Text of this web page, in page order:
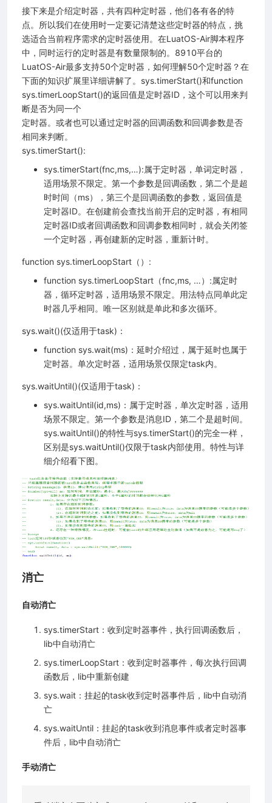
接下来是介绍定时器，共有四种定时器，他们各有各的特
点。所以我们在使用时一定要记清楚这些定时器的特点，挑
选适合当前程序需求的定时器使用。在LuatOS-Air脚本程序
中，同时运行的定时器是有数量限制的。8910平台的
LuatOS-Air最多支持50个定时器，如何理解50个定时器？在
下面的知识扩展里详细讲解了。sys.timerStart()和function
sys.timerLoopStart()的返回值是定时器ID，这个可以用来判
断是否为同一个
定时器。或者也可以通过定时器的回调函数和回调参数是否
相同来判断。
sys.timerStart():
sys.timerStart(fnc,ms,…):属于定时器，单词定时器，
适用场景不限定。第一个参数是回调函数，第二个是超
时时间（ms），第三个是回调函数的参数，返回值是
定时器ID。在创建前会查找当前开启的定时器，有相同
定时器ID或者回调函数和回调参数相同时，就会关闭签
一个定时器，再创建新的定时器，重新计时。
function sys.timerLoopStart（）:
function sys.timerLoopStart（fnc,ms, …）:属定时
器，循环定时器，适用场景不限定。用法特点同单此定
时器几乎相同。唯一区别就是单此和多次循环。
sys.wait()(仅适用于task)：
function sys.wait(ms)：延时介绍过，属于延时也属于
定时器。单次定时器，适用场景仅限定task内。
sys.waitUntil()(仅适用于task)：
sys.waitUntil(id,ms)：属于定时器，单次定时器，适用
场景不限定。第一个参数是消息ID，第二个是超时间。
sys.waitUntil()的特性与sys.timerStart()的完全一样，
区别是sys.waitUntil()仅限于task内部使用。特性与详
细介绍看下图。
消亡
自动消亡
sys.timerStart：收到定时器事件，执行回调函数后，
lib中自动消亡
sys.timerLoopStart：收到定时器事件，每次执行回调
函数后，lib中重新创建
sys.wait：挂起的task收到定时器事件后，lib中自动消
亡
sys.waitUntil：挂起的task收到消息事件或者定时器事
件后，lib中自动消亡
手动消亡